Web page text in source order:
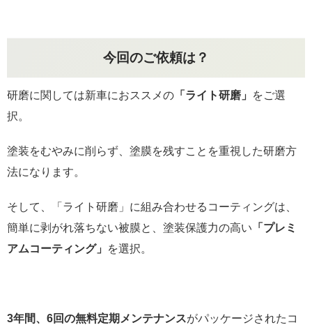
今回のご依頼は？
研磨に関しては新車におススメの 「ライト研磨」
をご選
択。
塗装をむやみに削らず、塗膜を残すことを重視した研磨方
法になります。
そして、「ライト研磨」に組み合わせるコーティングは、
簡単に剥がれ落ちない被膜と、塗装保護力の高い 「プレミ
アムコーティング」
を選択。
3年間、6回の無料定期メンテナンスがパッケージされたコ